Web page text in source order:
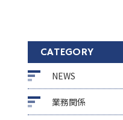
CATEGORY
NEWS
業務関係